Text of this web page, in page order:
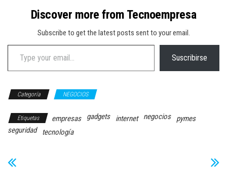
Discover more from Tecnoempresa
Subscribe to get the latest posts sent to your email.
Type your email…
Suscribirse
Categoría NEGOCIOS
Etiquetas empresas gadgets internet negocios
pymes
seguridad
tecnología